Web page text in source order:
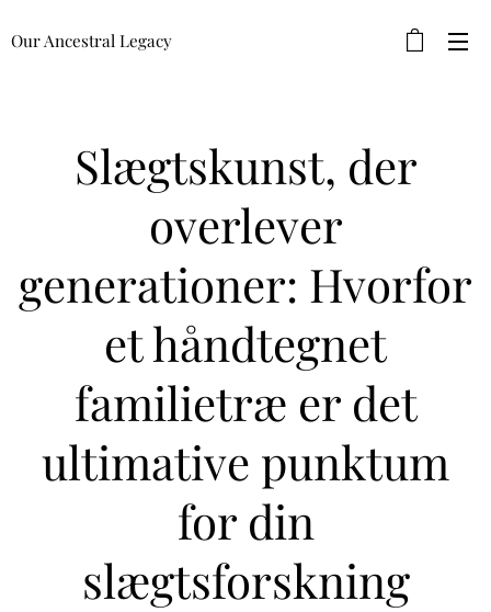
Our Ancestral Legacy
Slægtskunst, der
overlever
generationer: Hvorfor
et håndtegnet
familietræ er det
ultimative punktum
for din
slægtsforskning